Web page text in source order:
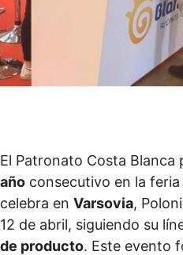
El Patronato Costa Blanca
año consecutivo en la feria
celebra en Varsovia,
12 de abril, siguiendo su
de producto. Este evento